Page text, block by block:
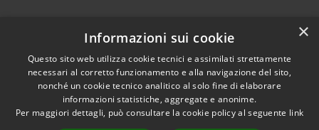
RSS
Accessibilità
Privacy
Cookie
Copyright © 2026 • Comune di
Treviglio • Powered by
Municipium•Accesso
redazione
×
Informazioni sui cookie
Questo sito web utilizza cookie tecnici e assimilati strettamente
necessari al corretto funzionamento e alla navigazione del sito,
nonché un cookie tecnico analitico al solo fine di elaborare
informazioni statistiche, aggregate e anonime.
Per maggiori dettagli, può consultare la cookie policy al seguente link